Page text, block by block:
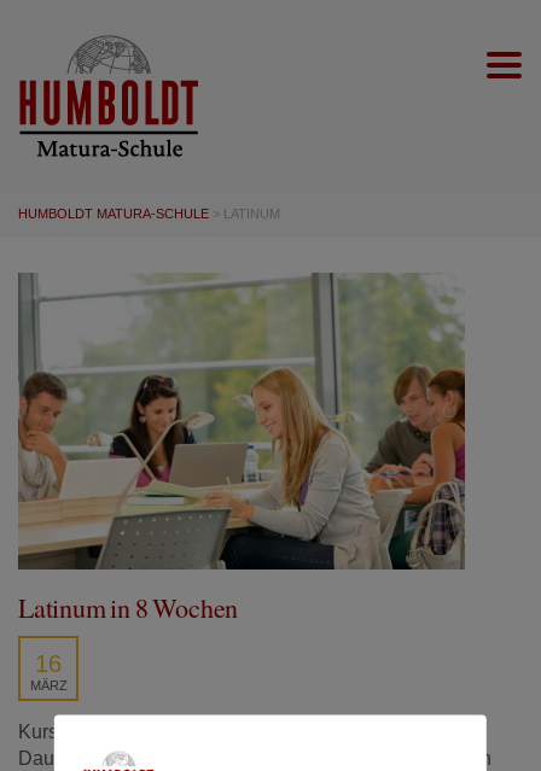
HUMBOLDT MATURA-SCHULE > LATINUM
Latinum in 8 Wochen
16
MÄRZ
Kursbeginn: 4. April 2016 Anmeldung bis: 1. April 2016
Dauer: 8 Wochen, 2 Blöcke zu je 3 Unterrichtseinheiten